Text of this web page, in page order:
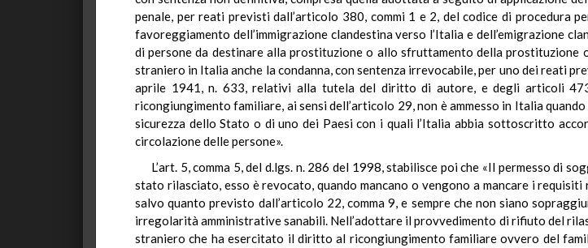
penale, per reati previsti dall’articolo 380, commi 1 e 2, del codice di procedura
favoreggiamento dell’immigrazione clandestina verso l’Italia e dell’emigrazione
di persone da destinare alla prostituzione o allo sfruttamento della prostituzione
straniero in Italia anche la condanna, con sentenza irrevocabile, per uno dei reati
aprile 1941, n. 633, relativi alla tutela del diritto di autore, e degli articoli
ricongiungimento familiare, ai sensi dell’articolo 29, non è ammesso in Italia
sicurezza dello Stato o di uno dei Paesi con i quali l’Italia abbia sottoscritto
circolazione delle persone».
L’art. 5, comma 5, del d.lgs. n. 286 del 1998, stabilisce poi che «Il permesso di
stato rilasciato, esso è revocato, quando mancano o vengono a mancare i
salvo quanto previsto dall’articolo 22, comma 9, e sempre che non siano
irregolarità amministrative sanabili. Nell’adottare il provvedimento di rifiuto del
straniero che ha esercitato il diritto al ricongiungimento familiare ovvero del